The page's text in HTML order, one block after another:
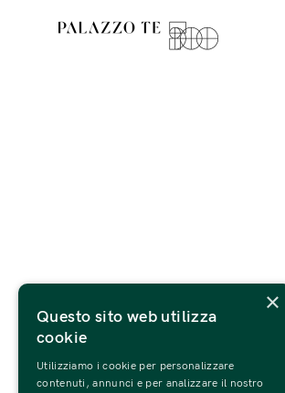
© 2022 Fondazione Palazzo Te
×
Questo sito web utilizza
cookie
Utilizziamo i cookie per personalizzare
contenuti, annunci e per analizzare il nostro